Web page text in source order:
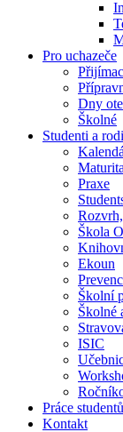
Pro uchazeče
Dny
Školné
Studenti a
Maturita
Praxe
Škola
Ekoun
Školní
Školné
ISIC
Práce studentů
Kontakt